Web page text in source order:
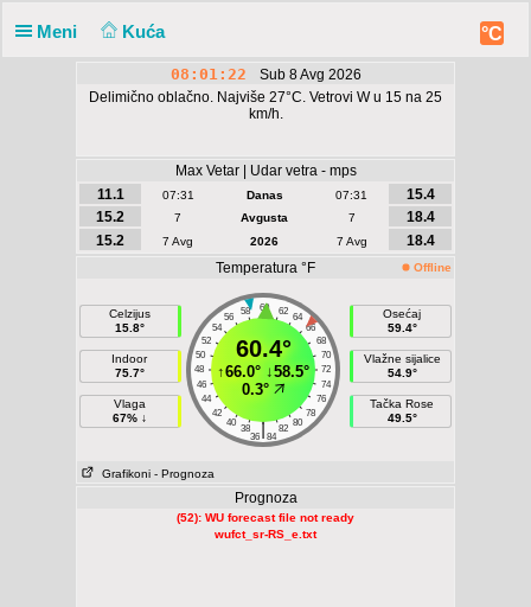
Meni Kuća °C
08:01:23
Sub 8 Avg 2026
Delimično oblačno. Najviše 27°C. Vetrovi W u 15 na 25
km/h.
Max Vetar | Udar vetra - mps
11.1
07:31 Danas 07:31
15.4
15.2
7 Avgusta 7
18.4
15.2
7 Avg 2026 7 Avg
18.4
Temperatura °F
Offline
Celzijus
15.8°
Indoor
75.7°
Vlaga
67% ↓
60
58 62
56
64
54
66
52
68
50
70
48
72
46
74
44
76
42
78
40
80
38 82
|
36 84
60.4°
↑66.0° ↓58.5°
0.3°
Osećaj
59.4°
Vlažne sijalice
54.9°
Tačka Rose
49.5°
Grafikoni - Prognoza
Prognoza
(52): WU forecast file not ready
wufct_sr-RS_e.txt